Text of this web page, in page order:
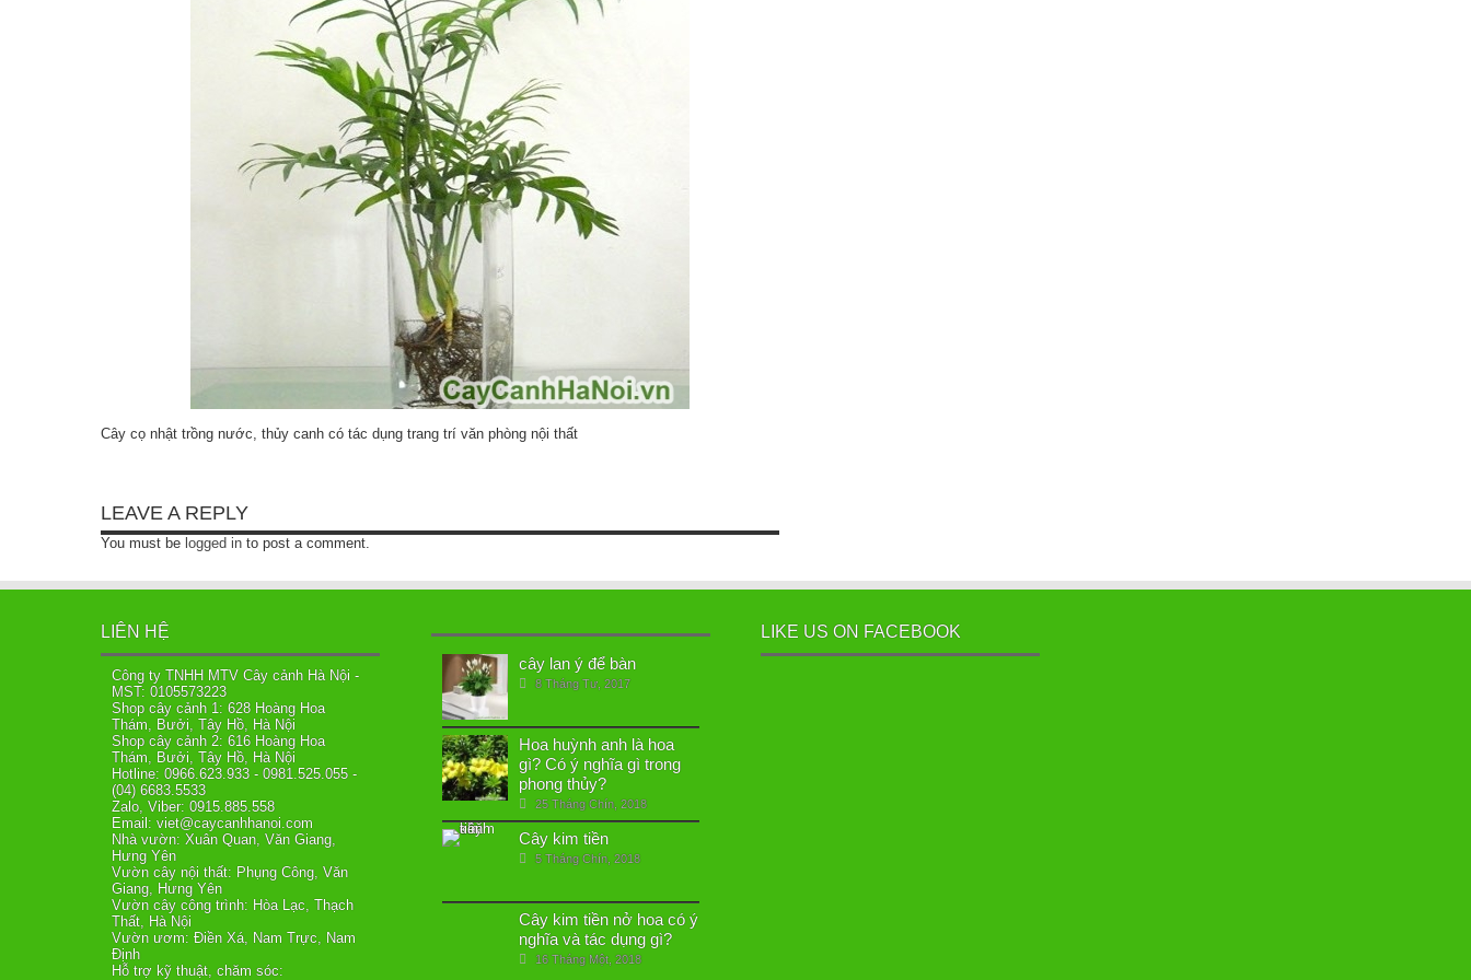
Cây cọ nhật trồng nước, thủy canh có tác dụng trang trí văn phòng nội thất
LEAVE A REPLY
You must be logged in to post a comment.
LIÊN HỆ
Công ty TNHH MTV Cây cảnh Hà Nội -
MST: 0105573223
Shop cây cảnh 1: 628 Hoàng Hoa
Thám, Bưởi, Tây Hồ, Hà Nội
Shop cây cảnh 2: 616 Hoàng Hoa
Thám, Bưởi, Tây Hồ, Hà Nội
Hotline: 0966.623.933 - 0981.525.055 -
(04) 6683.5533
Zalo, Viber: 0915.885.558
Email: viet@caycanhhanoi.com
Nhà vườn: Xuân Quan, Văn Giang,
Hưng Yên
Vườn cây nội thất: Phụng Công, Văn
Giang, Hưng Yên
Vườn cây công trình: Hòa Lạc, Thạch
Thất, Hà Nội
Vườn ươm: Điền Xá, Nam Trực, Nam
Định
Hỗ trợ kỹ thuật, chăm sóc:
cây lan ý để bàn
8 Tháng Tư, 2017
Hoa huỳnh anh là hoa
gì? Có ý nghĩa gì trong
phong thủy?
25 Tháng Chín, 2018
Cây kim tiền
5 Tháng Chín, 2018
Cây kim tiền nở hoa có ý
nghĩa và tác dụng gì?
16 Tháng Một, 2018
LIKE US ON FACEBOOK